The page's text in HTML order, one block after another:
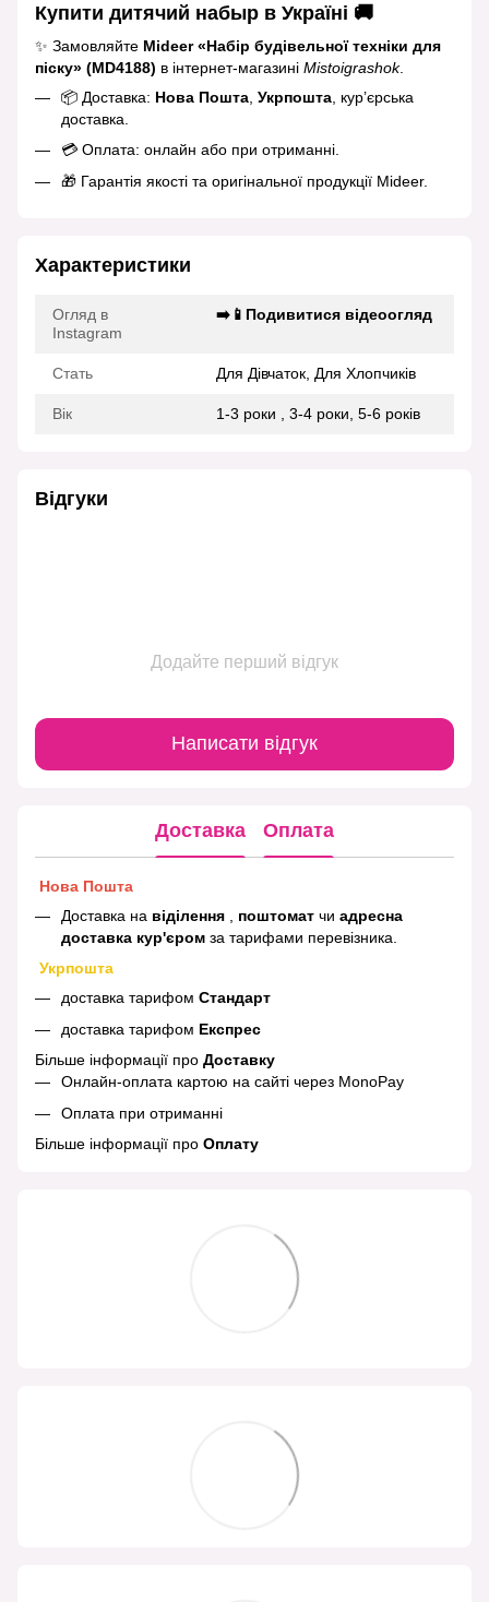
Купити дитячий набыр в Україні 🚚
✨ Замовляйте Mideer «Набір будівельної техніки для
піску» (MD4188) в інтернет‑магазині Mistoigrashok.
📦 Доставка: Нова Пошта Укрпошта , кур’єрська
доставка.
💳 Оплата: онлайн або при отриманні.
🎁 Гарантія якості та оригінальної продукції Mideer.
Характеристики
Огляд в
Instagram
➡️📱Подивитися відеоогляд
Стать Для Дівчаток, Для Хлопчиків
Вік 1-3 роки , 3-4 роки, 5-6 років
Відгуки
Додайте перший відгук
Написати відгук
Доставка Оплата
Нова Пошта
Доставка на віділення поштомат чи адресна
доставка кур'єром за тарифами перевізника.
Укрпошта
доставка тарифом Стандарт
доставка тарифом Експрес
Більше інформації про Доставку
Онлайн-оплата картою на сайті через MonoPay
Оплата при отриманні
Більше інформації про Оплату